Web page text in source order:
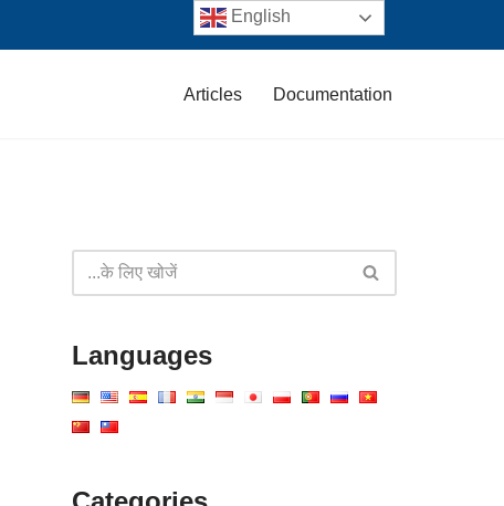
Articles Documentation
Languages
English